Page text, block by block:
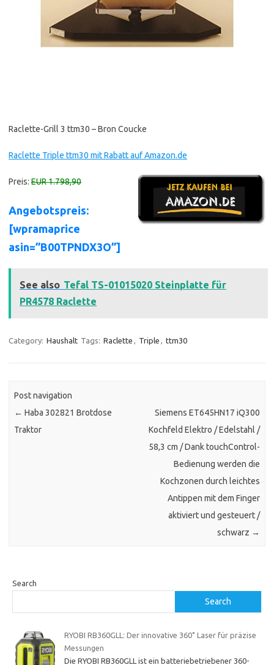
Raclette-Grill 3 ttm30 – Bron Coucke
Raclette Triple ttm30 mit Rabatt auf Amazon.de
Preis: EUR 1.798,90
Angebotspreis:
[wpramaprice
asin=”B00TPNDX3O”]
See also Tefal TS-01015020 Steinplatte für
PR4578 Raclette
Category: Haushalt Tags: Raclette , Triple , ttm30
Post navigation
← Haba 302821 Brotdose
Traktor
Siemens ET645HN17 iQ300
Kochfeld Elektro / Edelstahl /
58,3 cm / Dank touchControl-
Bedienung werden die
Kochzonen durch leichtes
Antippen mit dem Finger
aktiviert und gesteuert /
schwarz →
Search
Search
RYOBI RB360GLL: Der innovative 360˚ Laser für präzise
Messungen
Die RYOBI RB360GLL ist ein batteriebetriebener 360-